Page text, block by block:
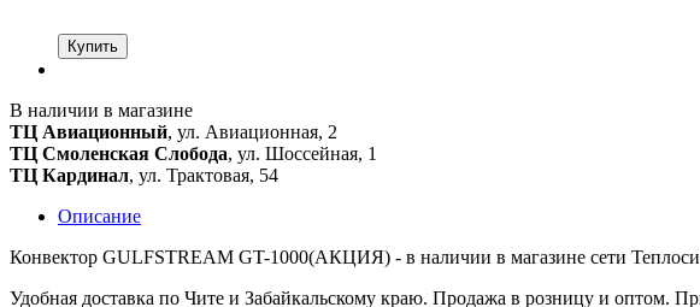
Купить
В наличии в магазине
ТЦ Авиационный, ул. Авиационная, 2
ТЦ Смоленская Слобода, ул. Шоссейная, 1
ТЦ Кардинал, ул. Трактовая, 54
Описание
Конвектор GULFSTREAM GT-1000(АКЦИЯ) - в наличии в магазине сети
Удобная доставка по Чите и Забайкальскому краю. Продажа в розницу и оптом.